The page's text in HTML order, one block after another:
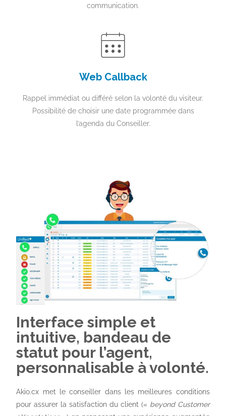
communication.
Web Callback
Rappel immédiat ou différé selon la volonté du visiteur.
Possibilité de choisir une date programmée dans
l’agenda du Conseiller.
Interface simple et
intuitive, bandeau de
statut pour l’agent,
personnalisable à volonté.
Akio.cx met le conseiller dans les meilleures conditions
pour assurer la satisfaction du client (« beyond Customer